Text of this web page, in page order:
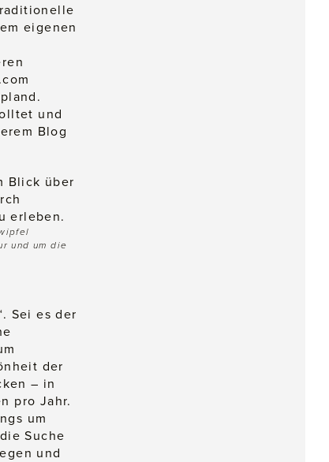
eigenen
und
Blog
und um die
Sei es der
der
– in
pro Jahr.
um
Suche
und